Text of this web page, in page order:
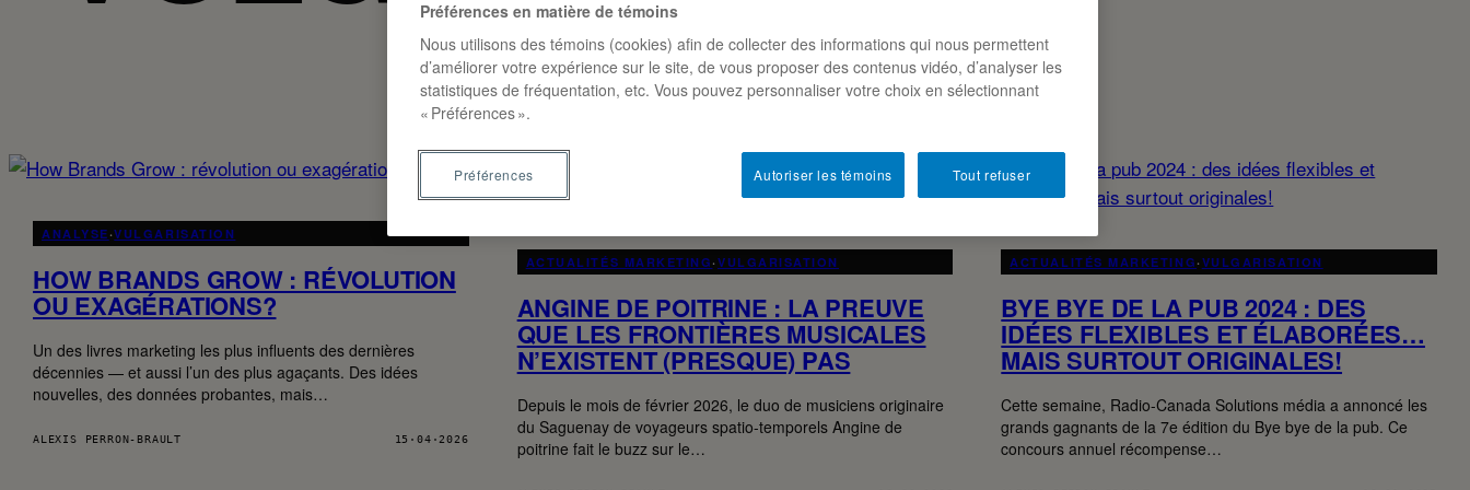
ANALYSE ·VULGARISATION
HOW BRANDS GROW : RÉVOLUTION
OU EXAGÉRATIONS?
Un des livres marketing les plus influents des dernières
décennies — et aussi l’un des plus agaçants. Des idées
nouvelles, des données probantes, mais…
ALEXIS PERRON-BRAULT 15·04·2026
ACTUALITÉS MARKETING ·VULGARISATION
ANGINE DE POITRINE : LA PREUVE
QUE LES FRONTIÈRES MUSICALES
N’EXISTENT (PRESQUE) PAS
Depuis le mois de février 2026, le duo de musiciens originaire
du Saguenay de voyageurs spatio-temporels Angine de
poitrine fait le buzz sur le…
ACTUALITÉS MARKETING · VULGARISATION
BYE BYE DE LA PUB 2024 : DES
IDÉES FLEXIBLES ET ÉLABORÉES…
MAIS SURTOUT ORIGINALES!
Cette semaine, Radio-Canada Solutions média a annoncé les
grands gagnants de la 7e édition du Bye bye de la pub. Ce
concours annuel récompense…
Préférences en matière de témoins
Nous utilisons des témoins (cookies) afin de collecter des informations qui nous permettent
d’améliorer votre expérience sur le site, de vous proposer des contenus vidéo, d’analyser les
statistiques de fréquentation, etc. Vous pouvez personnaliser votre choix en sélectionnant
« Préférences ».
Tout refuser
Autoriser les témoins
Préférences